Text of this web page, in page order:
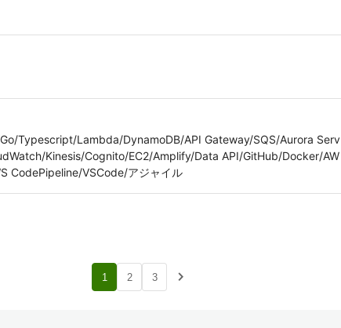
Typescript/Lambda/DynamoDB/API Gateway/SQS/Aurora Serv
Kinesis/Cognito/EC2/Amplify/Data API/GitHub/Docker/AW
CodePipeline/VSCode/アジャイル
1 2 3 navigate_next